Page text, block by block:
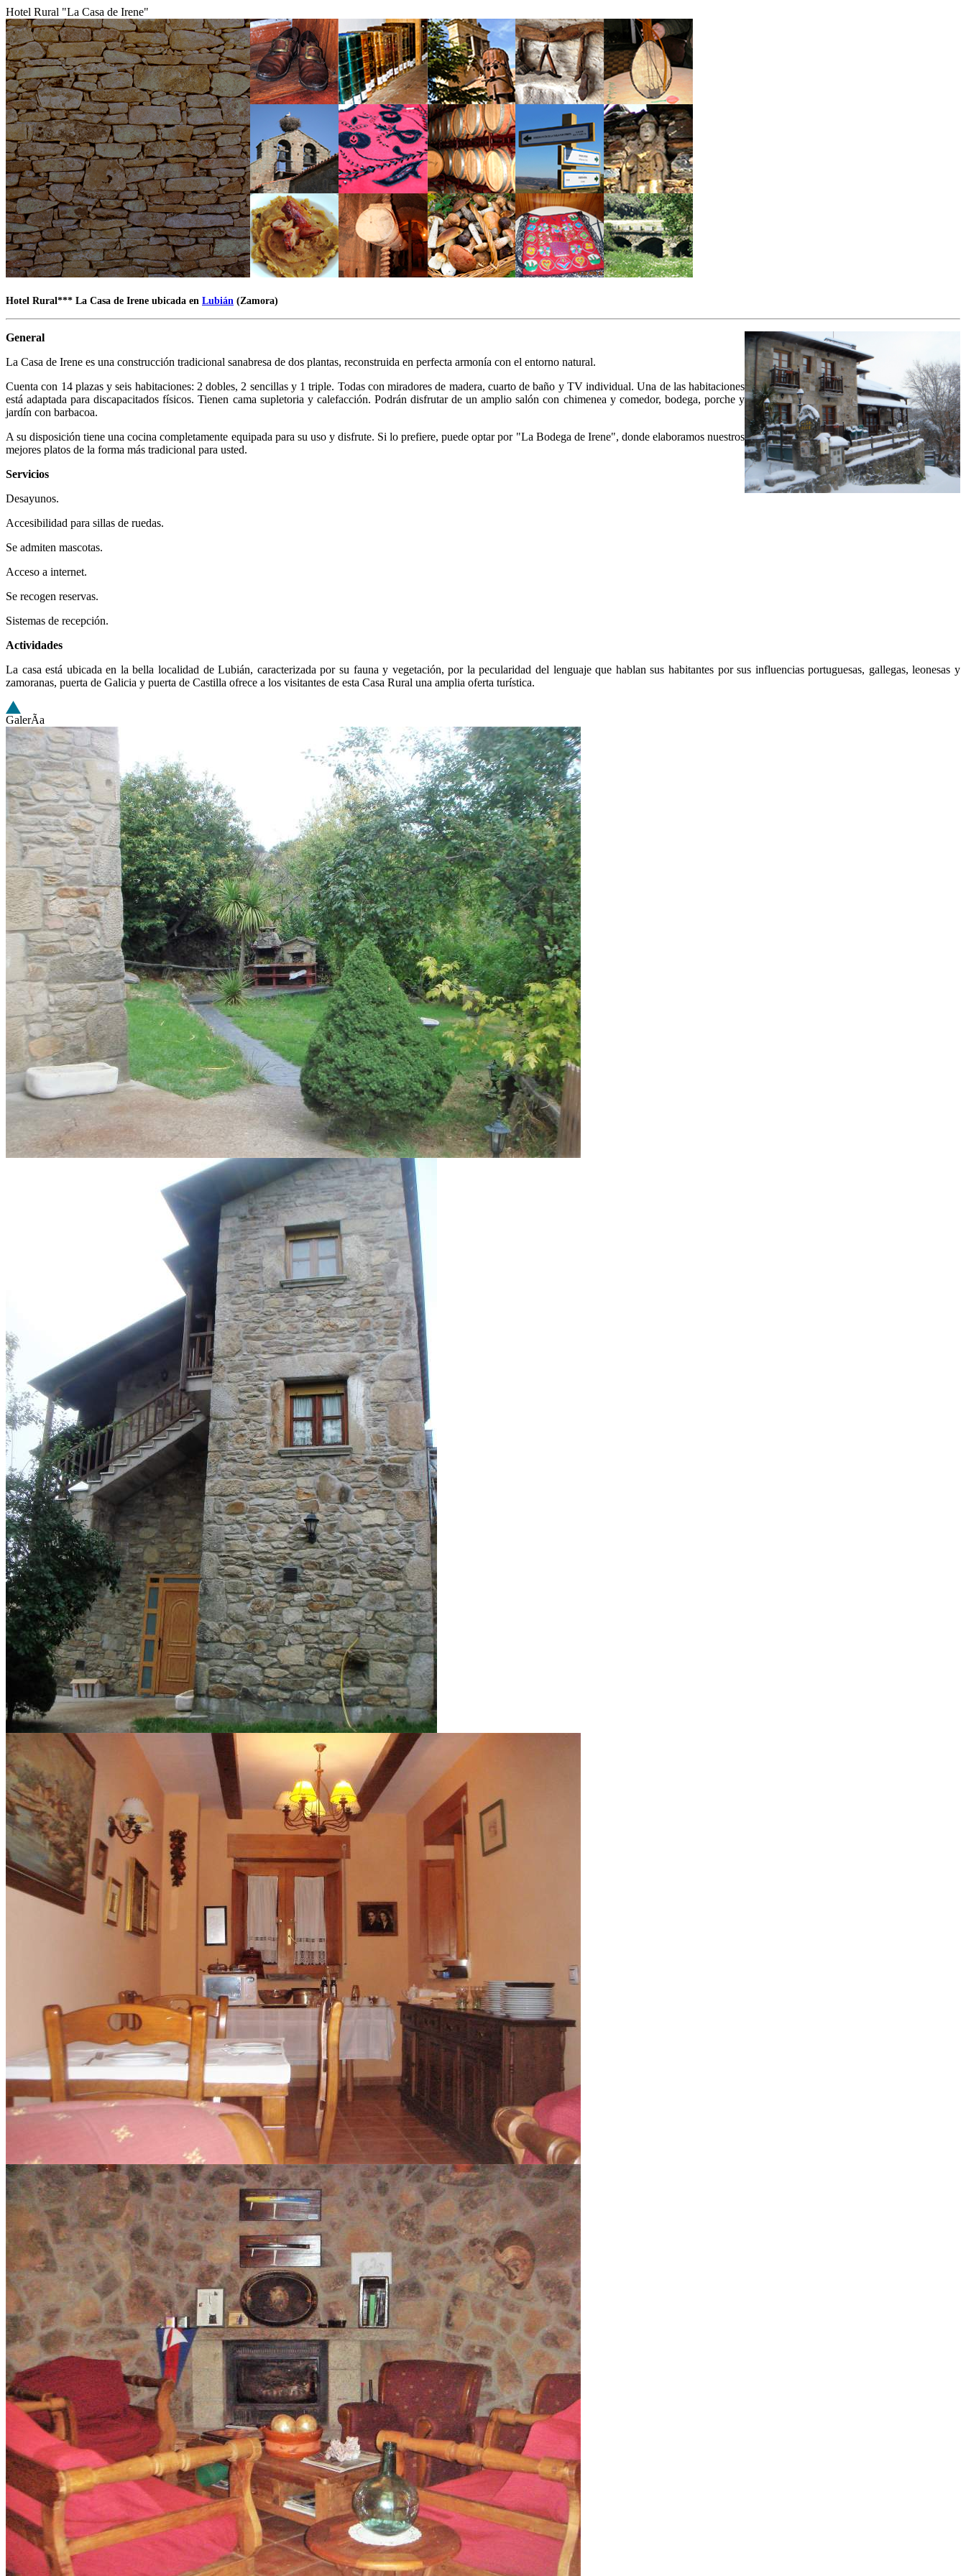
Hotel Rural "La Casa de Irene"
Hotel Rural*** La Casa de Irene ubicada en Lubián (Zamora)
General
La Casa de Irene es una construcción tradicional sanabresa de dos plantas, reconstruida en perfecta armonía con el entorno natural.
Cuenta con 14 plazas y seis habitaciones: 2 dobles, 2 sencillas y 1 triple. Todas con miradores de madera, cuarto de baño y TV individual. Una de las habitaciones
está adaptada para discapacitados físicos. Tienen cama supletoria y calefacción. Podrán disfrutar de un amplio salón con chimenea y comedor, bodega, porche y
jardín con barbacoa.
A su disposición tiene una cocina completamente equipada para su uso y disfrute. Si lo prefiere, puede optar por "La Bodega de Irene", donde elaboramos nuestros
mejores platos de la forma más tradicional para usted.
Servicios
Desayunos.
Accesibilidad para sillas de ruedas.
Se admiten mascotas.
Acceso a internet.
Se recogen reservas.
Sistemas de recepción.
Actividades
La casa está ubicada en la bella localidad de Lubián, caracterizada por su fauna y vegetación, por la pecularidad del lenguaje que hablan sus habitantes por sus influencias portuguesas, gallegas, leonesas y
zamoranas, puerta de Galicia y puerta de Castilla ofrece a los visitantes de esta Casa Rural una amplia oferta turística.
GalerÃ­a